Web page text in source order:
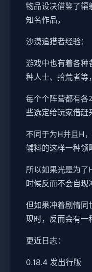
物品设决借鉴了辐
知名作品，
沙漠追猎者经验：
游戏中也有着各种
种人士、拾荒者等，
每个个阵营都有各
些选定给玩家借赶
不同于为H并且H
辅料的这样一种领
所以如果光是为了
时候反而不会自现
但如果冲着剧情同
现时，反而会有一
更近日志：
0.18.4 发出行版